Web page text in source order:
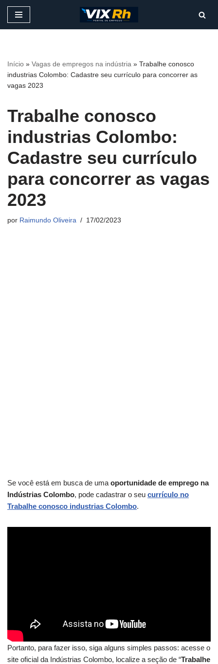
conteúdo
Início » Vagas de empregos na indústria » Trabalhe conosco
industrias Colombo: Cadastre seu currículo para concorrer as
vagas 2023
Trabalhe conosco
industrias Colombo:
Cadastre seu currículo
para concorrer as vagas
2023
por Raimundo Oliveira 17/02/2023
Se você está em busca de uma oportunidade de emprego na
Indústrias Colombo, pode cadastrar o seu currículo no
Trabalhe conosco industrias Colombo.
Portanto, para fazer isso, siga alguns simples passos: acesse o
site oficial da Indústrias Colombo, localize a seção de “Trabalhe